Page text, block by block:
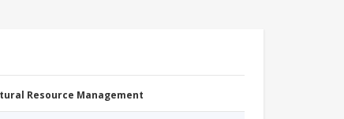
Resource Management